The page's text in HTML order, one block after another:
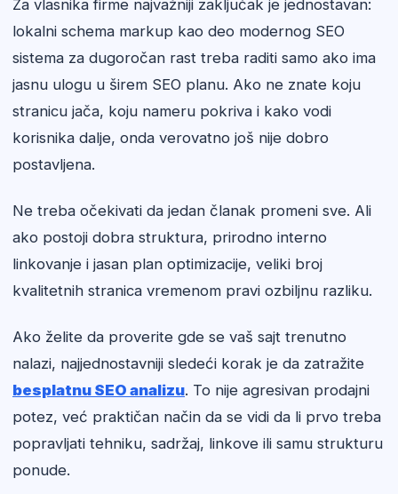
Za vlasnika firme najvažniji zaključak je jednostavan:
lokalni schema markup kao deo modernog SEO
sistema za dugoročan rast treba raditi samo ako ima
jasnu ulogu u širem SEO planu. Ako ne znate koju
stranicu jača, koju nameru pokriva i kako vodi
korisnika dalje, onda verovatno još nije dobro
postavljena.
Ne treba očekivati da jedan članak promeni sve. Ali
ako postoji dobra struktura, prirodno interno
linkovanje i jasan plan optimizacije, veliki broj
kvalitetnih stranica vremenom pravi ozbiljnu razliku.
Ako želite da proverite gde se vaš sajt trenutno
nalazi, najjednostavniji sledeći korak je da zatražite
besplatnu SEO analizu. To nije agresivan prodajni
potez, već praktičan način da se vidi da li prvo treba
popravljati tehniku, sadržaj, linkove ili samu strukturu
ponude.